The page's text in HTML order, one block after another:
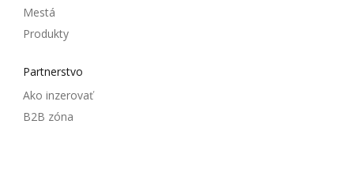
Mestá
Produkty
Partnerstvo
Ako inzerovať
B2B zóna